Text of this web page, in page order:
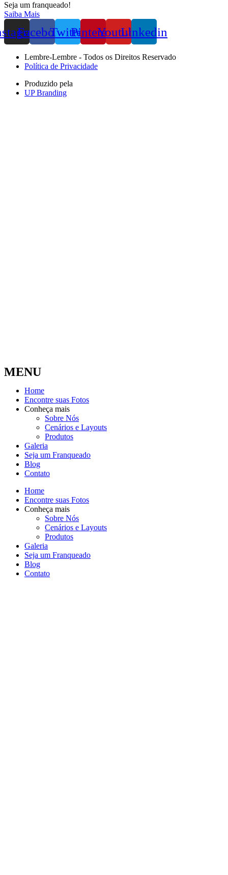
Seja um franqueado!
Saiba Mais
FacebookTwitterPinterestYoutubeLinkedin
Lembre-Lembre - Todos os Direitos Reservado
Política de Privacidade
Produzido pela
UP Branding
MENU
Home
Encontre suas Fotos
Conheça mais
Sobre Nós
Cenários e Layouts
Produtos
Galeria
Seja um Franqueado
Blog
Contato
Home
Encontre suas Fotos
Conheça mais
Sobre Nós
Cenários e Layouts
Produtos
Galeria
Seja um Franqueado
Blog
Contato